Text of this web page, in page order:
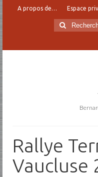
A propos de… Espace
Rechercher
:
Rallye
Vaucluse